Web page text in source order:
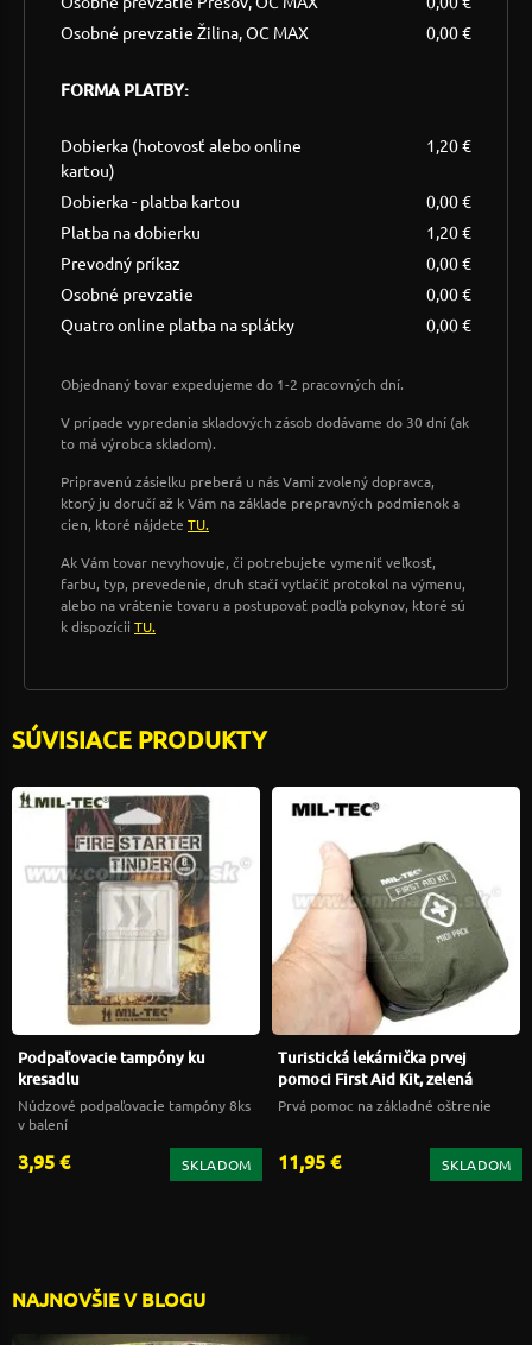
Osobné prevzatie Žilina, OC MAX
0,00 €
FORMA PLATBY:
Dobierka (hotovosť alebo online
kartou)
1,20 €
Dobierka - platba kartou
0,00 €
Platba na dobierku
1,20 €
Prevodný príkaz
0,00 €
Osobné prevzatie
0,00 €
Quatro online platba na splátky
0,00 €
Objednaný tovar expedujeme do 1-2 pracovných dní.
V prípade vypredania skladových zásob dodávame do 30 dní (ak
to má výrobca skladom).
Pripravenú zásielku preberá u nás Vami zvolený dopravca,
ktorý ju doručí až k Vám na základe prepravných podmienok a
cien, ktoré nájdete TU.
Ak Vám tovar nevyhovuje, či potrebujete vymeniť veľkosť,
farbu, typ, prevedenie, druh stačí vytlačiť protokol na výmenu,
alebo na vrátenie tovaru a postupovať podľa pokynov, ktoré sú
k dispozícii TU.
SÚVISIACE PRODUKTY
Podpaľovacie tampóny ku
kresadlu
Núdzové podpaľovacie tampóny 8ks
v balení
3,95 € SKLADOM
Turistická lekárnička prvej
pomoci First Aid Kit, zelená
Prvá pomoc na základné oštrenie
11,95 € SKLADOM
NAJNOVŠIE V BLOGU